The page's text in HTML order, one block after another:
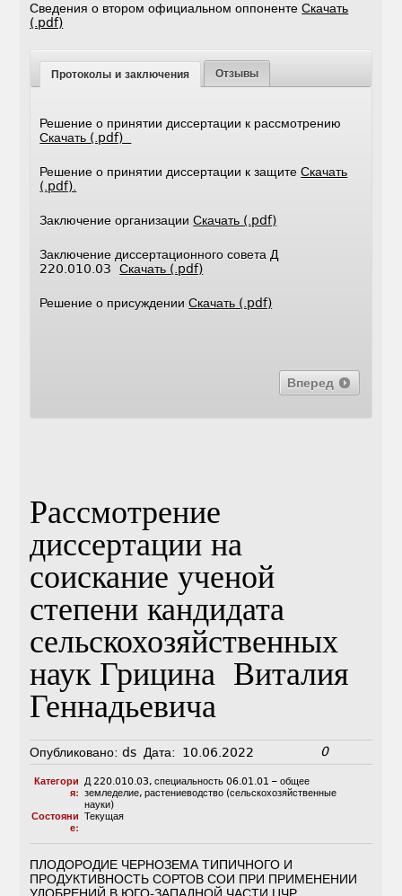
Сведения о втором официальном оппонентеСкачать
(.pdf)
Протоколы и заключения Отзывы
Решение о принятии диссертации к рассмотрению
Скачать (.pdf)
Решение о принятии диссертации к защитеСкачать
(.pdf).
Заключение организацииСкачать (.pdf)
Заключение диссертационного совета Д
220.010.03Скачать (.pdf)
Решение о присужденииСкачать (.pdf)
Вперед
Рассмотрение
диссертации на
соискание ученой
степени кандидата
сельскохозяйственных
наук Грицина Виталия
Геннадьевича
Опубликовано: ds Дата: 10.06.2022 0
Категори
я:
Д 220.010.03, специальность 06.01.01 – общее
земледелие, растениеводство (сельскохозяйственные
науки)
Состояни
е:
Текущая
ПЛОДОРОДИЕ ЧЕРНОЗЕМА ТИПИЧНОГО И
ПРОДУКТИВНОСТЬ СОРТОВ СОИ ПРИ ПРИМЕНЕНИИ
УДОБРЕНИЙ В ЮГО-ЗАПАДНОЙ ЧАСТИ ЦЧР